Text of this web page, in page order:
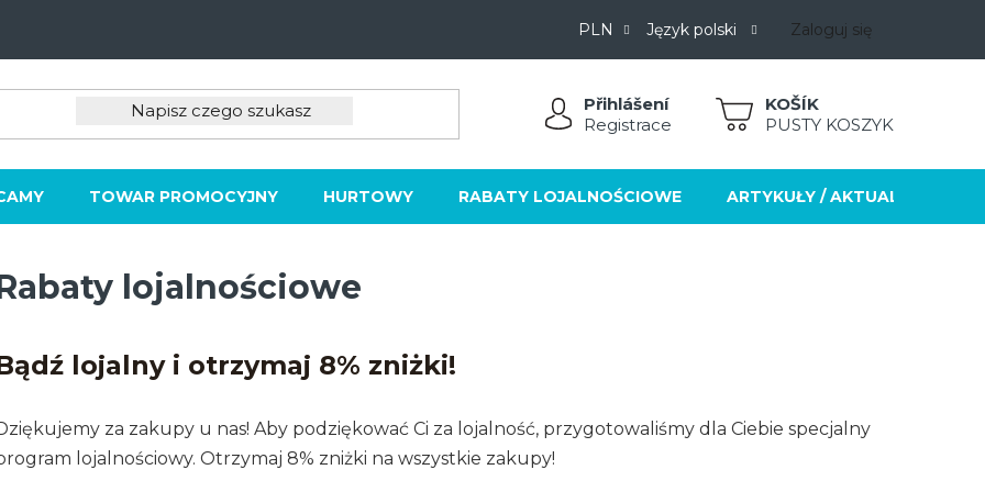
PLN Język polski Zaloguj się
Přihlášení
Registrace
KOSZYKPUSTY KOSZYK
TOWAR PROMOCYJNY HURTOWY RABATY LOJALNOŚCIOWE ARTYKUŁY / AKTUALNOŚCI
lojalnościowe
lojalny i otrzymaj 8% zniżki!
za zakupy u nas! Aby podziękować Ci za lojalność, przygotowaliśmy dla Ciebie specjalny
lojalnościowy. Otrzymaj 8% zniżki na wszystkie zakupy!